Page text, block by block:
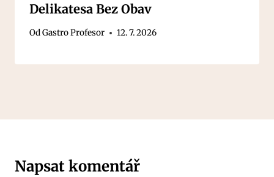
Delikatesa Bez Obav
OdGastro Profesor 12. 7. 2026
Napsat komentář